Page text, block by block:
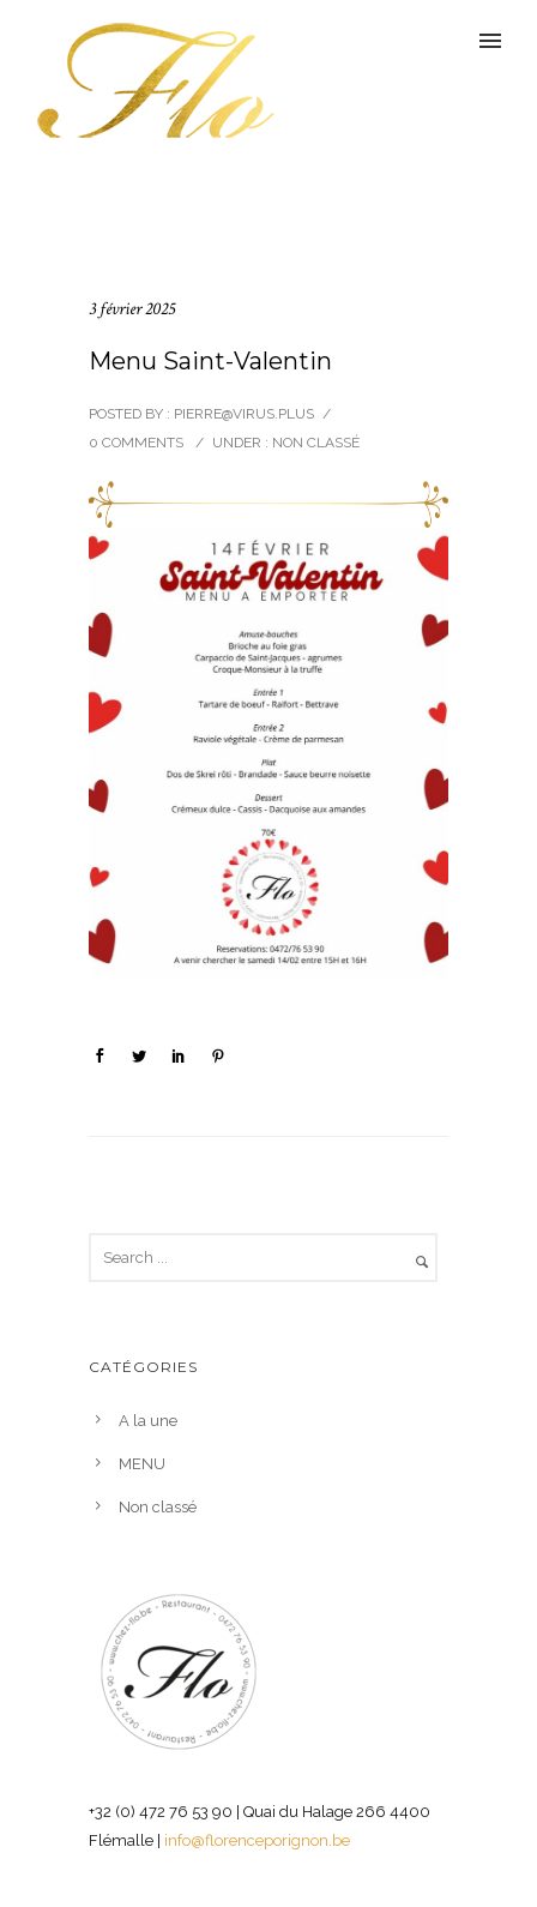
3 février 2025
Menu Saint-Valentin
POSTED BY : PIERRE@VIRUS.PLUS /
0 COMMENTS
/ UNDER : NON CLASSÉ
CATÉGORIES
A la une
MENU
Non classé
+32 (0) 472 76 53 90 | Quai du Halage 266 4400
Flémalle | info@florenceporignon.be